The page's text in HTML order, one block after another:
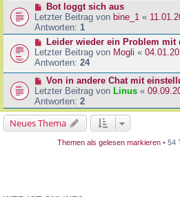
Bot loggt sich aus
Letzter Beitrag von bine_1 «
Antworten: 1
Leider wieder ein Problem mit
Letzter Beitrag von Mogli «
Antworten: 24
Von in andere Chat mit
Letzter Beitrag von Linus «
Antworten: 2
Neues Thema
Themen als gelesen markieren • 54